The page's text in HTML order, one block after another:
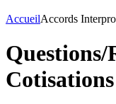
AccueilAccords Interpro
Questions/
Cotisations